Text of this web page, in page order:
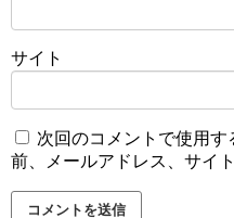
サイト
次回のコメントで使用
前、メールアドレス、サイ